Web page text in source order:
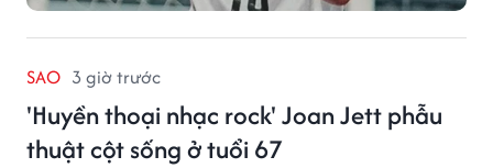
SAO 3 giờ trước
'Huyền thoại nhạc rock' Joan Jett phẫu
thuật cột sống ở tuổi 67